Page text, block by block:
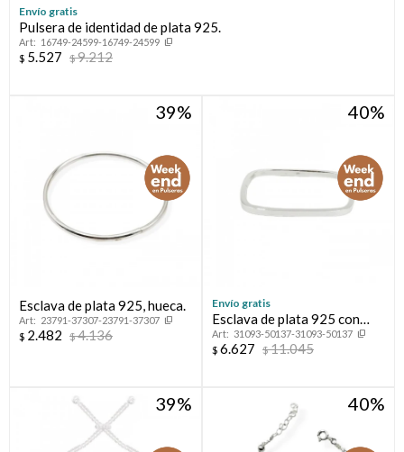
Envío gratis
Pulsera de identidad de plata 925.
16749-24599-16749-24599
$ 5.527 $9.212
39
Esclava de plata 925, hueca.
23791-37307-23791-37307
$ 2.482 $4.136
40
Envío gratis
Esclava de plata 925 con
cierre de caja.
31093-50137-31093-50137
$ 6.627 $11.045
39 40